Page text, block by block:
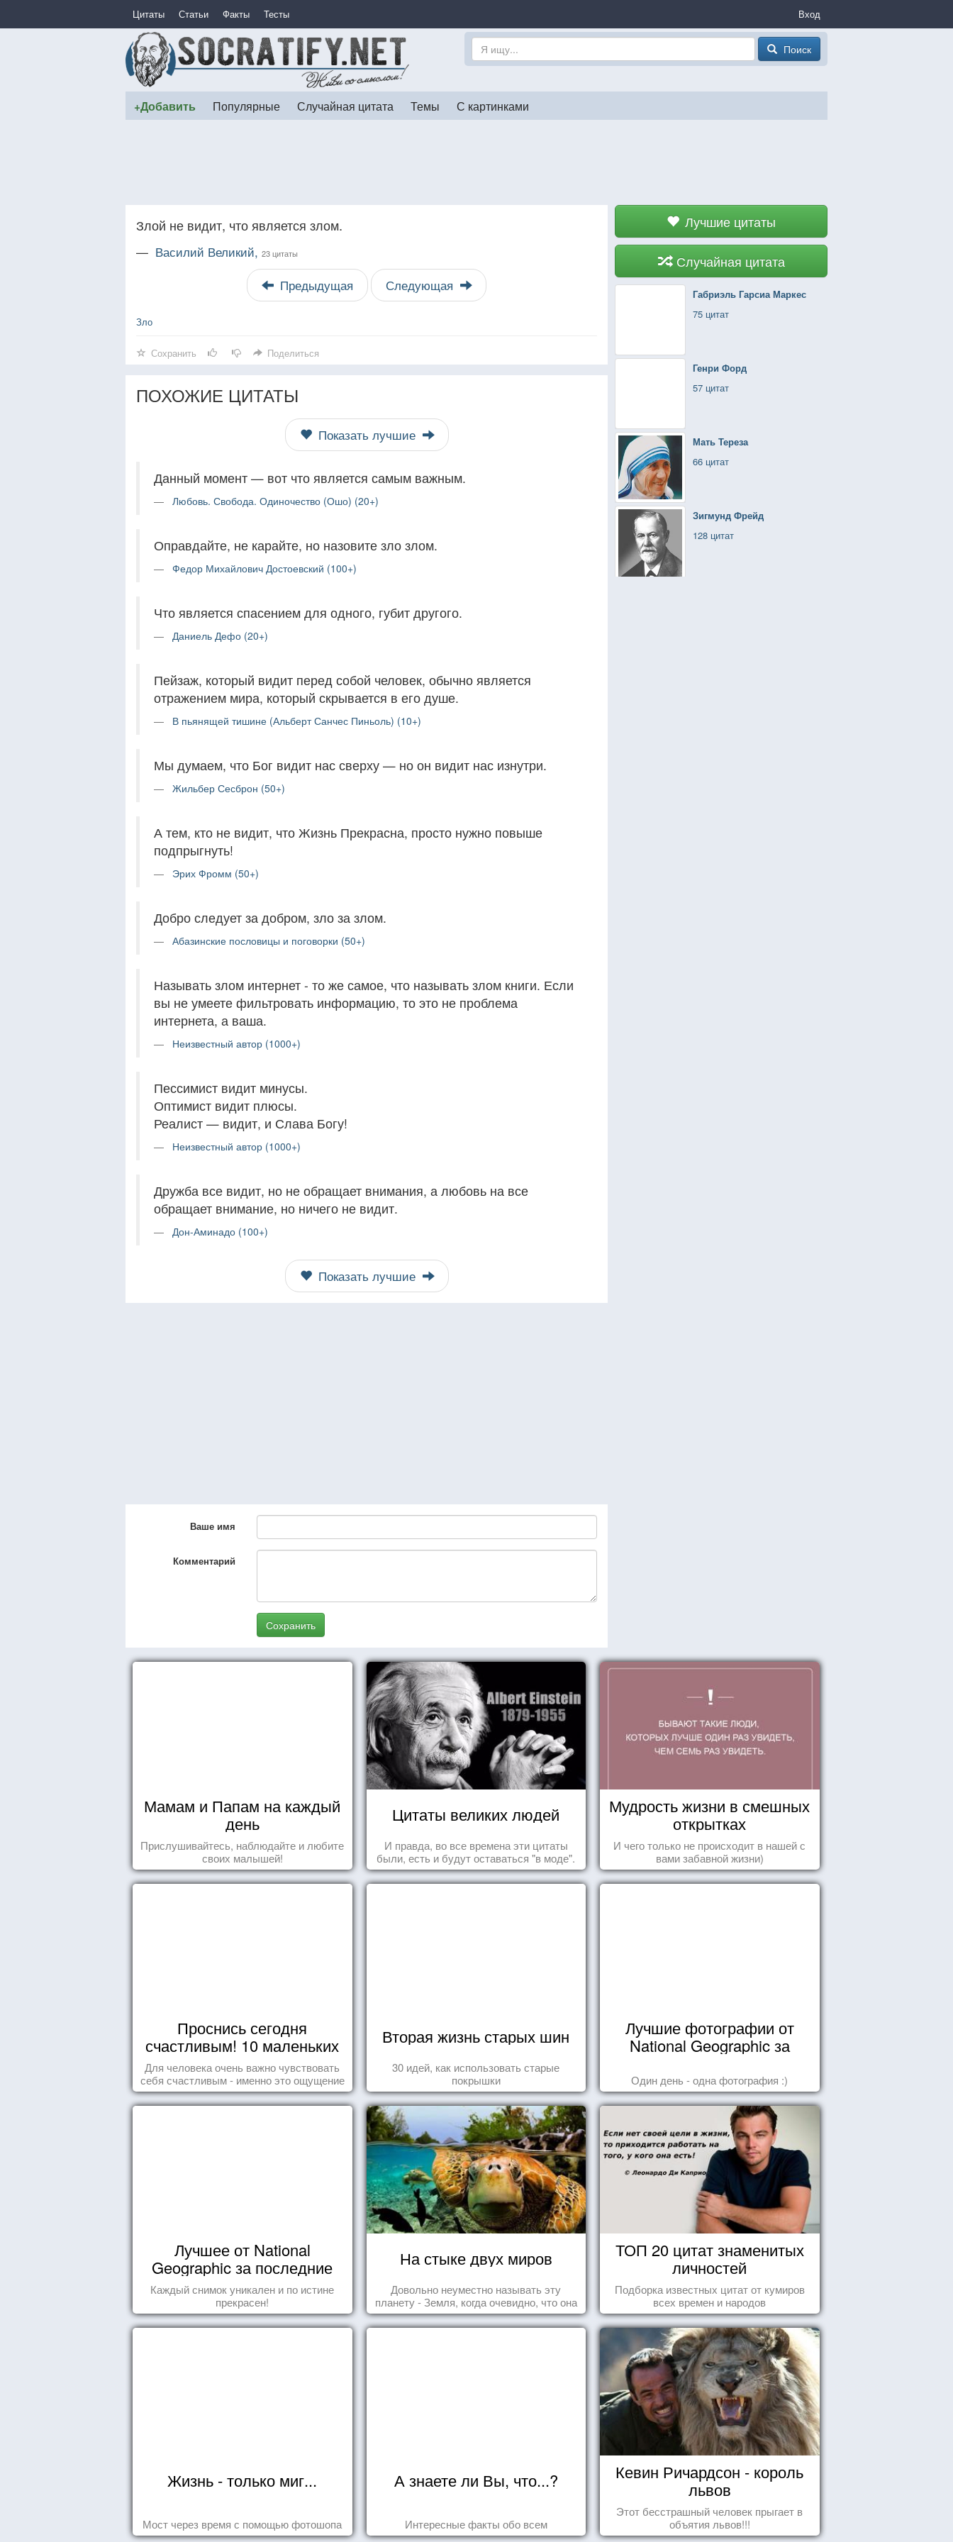
Цитаты Статьи Факты Тесты Вход
Поиск
+Добавить Популярные Случайная цитата Темы С картинками
Лучшие цитаты
Случайная цитата
Габриэль Гарсиа Маркес
75 цитат
Генри Форд
57 цитат
Мать Тереза
66 цитат
Зигмунд Фрейд
128 цитат
Злой не видит, что является злом.
— Василий Великий, 23 цитаты
Предыдущая Следующая
Зло
Сохранить Поделиться
ПОХОЖИЕ ЦИТАТЫ
Показать лучшие
Данный момент — вот что является самым важным.
Любовь. Свобода. Одиночество (Ошо) (20+)
Оправдайте, не карайте, но назовите зло злом.
Федор Михайлович Достоевский (100+)
Что является спасением для одного, губит другого.
Даниель Дефо (20+)
Пейзаж, который видит перед собой человек, обычно является
отражением мира, который скрывается в его душе.
В пьянящей тишине (Альберт Санчес Пиньоль) (10+)
Мы думаем, что Бог видит нас сверху — но он видит нас изнутри.
Жильбер Сесброн (50+)
А тем, кто не видит, что Жизнь Прекрасна, просто нужно повыше
подпрыгнуть!
Эрих Фромм (50+)
Добро следует за добром, зло за злом.
Абазинские пословицы и поговорки (50+)
Называть злом интернет - то же самое, что называть злом книги. Если
вы не умеете фильтровать информацию, то это не проблема
интернета, а ваша.
Неизвестный автор (1000+)
Пессимист видит минусы.
Оптимист видит плюсы.
Реалист — видит, и Слава Богу!
Неизвестный автор (1000+)
Дружба все видит, но не обращает внимания, а любовь на все
обращает внимание, но ничего не видит.
Дон-Аминадо (100+)
Показать лучшие
Ваше имя
Комментарий
Сохранить
Мамам и Папам на каждый
день
Прислушивайтесь, наблюдайте и любите
своих малышей!
Цитаты великих людей
И правда, во все времена эти цитаты
были, есть и будут оставаться "в моде".
Мудрость жизни в смешных
открытках
И чего только не происходит в нашей с
вами забавной жизни)
Проснись сегодня
счастливым! 10 маленьких
радостей настоящего
Счастья
Для человека очень важно чувствовать
себя счастливым - именно это ощущение
дарит позитивные эмоции и превращает
каждый день в маленький праздник.
Вторая жизнь старых шин
30 идей, как использовать старые
покрышки
Лучшие фотографии от
National Geographic за
Один день - одна фотография :)
Лучшее от National
Geographic за последние
пару лет
Каждый снимок уникален и по истине
прекрасен!
На стыке двух миров
Довольно неуместно называть эту
планету - Земля, когда очевидно, что она
- Океан.
ТОП 20 цитат знаменитых
личностей
Подборка известных цитат от кумиров
всех времен и народов
Жизнь - только миг...
Мост через время с помощью фотошопа
А знаете ли Вы, что...?
Интересные факты обо всем
Кевин Ричардсон - король
львов
Этот бесстрашный человек прыгает в
объятия львов!!!